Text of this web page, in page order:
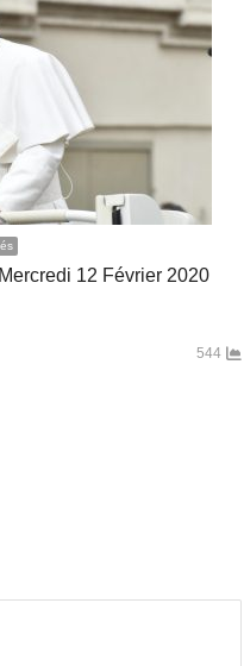
12 Février 2020
544